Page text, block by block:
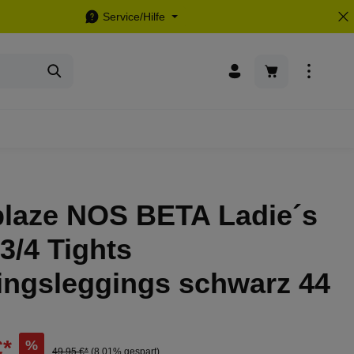
Service/Hilfe
Warenkorb
NOS BETA Ladie´s
4 Tights
schwarz 44
% 49,95 €* (8.01% gespart)